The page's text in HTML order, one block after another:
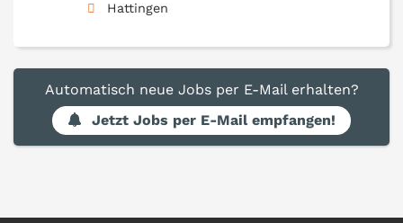
Hattingen
Automatisch neue Jobs per E-Mail erhalten?
Jetzt Jobs per E-Mail empfangen!